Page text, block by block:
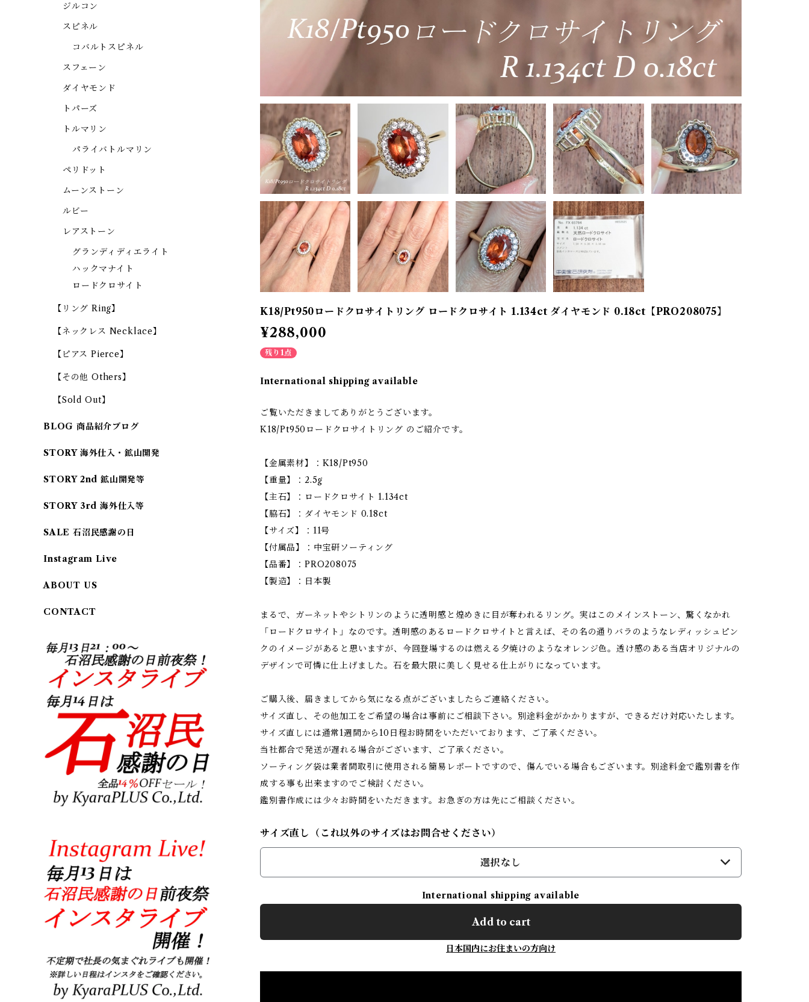
K18/Pt950ロードクロサイトリング ロードクロサイト 1.134ct ダイヤモンド 0.18ct【PRO208075】
¥288,000
残り1点
International shipping available
ご覧いただきましてありがとうございます。
K18/Pt950ロードクロサイトリング のご紹介です。
【金属素材】：K18/Pt950
【重量】：2.5g
【主石】：ロードクロサイト 1.134ct
【脇石】：ダイヤモンド 0.18ct
【サイズ】：11号
【付属品】：中宝研ソーティング
【品番】：PRO208075
【製造】：日本製
まるで、ガーネットやシトリンのように透明感と煌めきに目が奪われるリング。実はこのメインストーン、驚くなかれ
「ロードクロサイト」なのです。透明感のあるロードクロサイトと言えば、その名の通りバラのようなレディッシュピン
クのイメージがあると思いますが、今回登場するのは燃える夕焼けのようなオレンジ色。透け感のある当店オリジナルの
デザインで可憐に仕上げました。石を最大限に美しく見せる仕上がりになっています。
ご購入後、届きましてから気になる点がございましたらご連絡ください。
サイズ直し、その他加工をご希望の場合は事前にご相談下さい。別途料金がかかりますが、できるだけ対応いたします。
サイズ直しには通常1週間から10日程お時間をいただいております、ご了承ください。
当社都合で発送が遅れる場合がございます、ご了承ください。
ソーティング袋は業者間取引に使用される簡易レポートですので、傷んでいる場合もございます。別途料金で鑑別書を作
成する事も出来ますのでご検討ください。
鑑別書作成には少々お時間をいただきます。お急ぎの方は先にご相談ください。
サイズ直し（これ以外のサイズはお問合せください）
選択なし
International shipping available
Add to cart
日本国内にお住まいの方向け
ジルコン
スピネル
コバルトスピネル
スフェーン
ダイヤモンド
トパーズ
トルマリン
パライバトルマリン
ペリドット
ムーンストーン
ルビー
レアストーン
グランディディエライト
ハックマナイト
ロードクロサイト
【リング Ring】
【ネックレス Necklace】
【ピアス Pierce】
【その他 Others】
【Sold Out】
BLOG 商品紹介ブログ
STORY 海外仕入・鉱山開発
STORY 2nd 鉱山開発等
STORY 3rd 海外仕入等
SALE 石沼民感謝の日
Instagram Live
ABOUT US
CONTACT